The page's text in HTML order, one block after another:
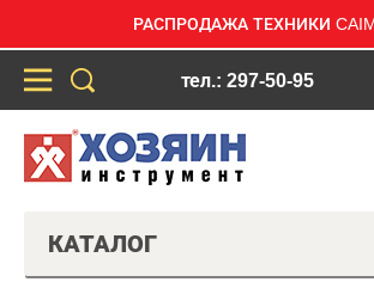
РАСПРОДАЖА ТЕХНИКИ
тел.: 297-50-95
КАТАЛОГ